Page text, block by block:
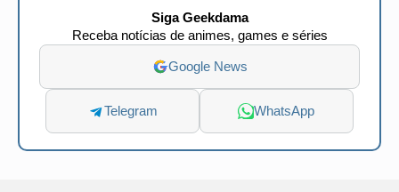
Siga Geekdama
Receba notícias de animes, games e séries
Google News
Telegram WhatsApp